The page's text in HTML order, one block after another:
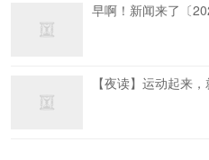
早啊！新闻来了〔
【夜读】运动起来